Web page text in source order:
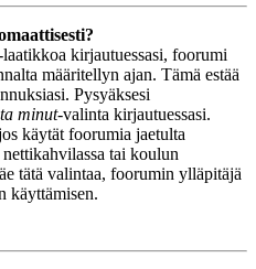
laatikkoa kirjautuessasi, foorumi
määritellyn ajan. Tämä estää
Pysyäksesi
minut-valinta kirjautuessasi.
käytät foorumia jaetulta
tai koulun
tätä valintaa, foorumin ylläpitäjä
käyttämisen.